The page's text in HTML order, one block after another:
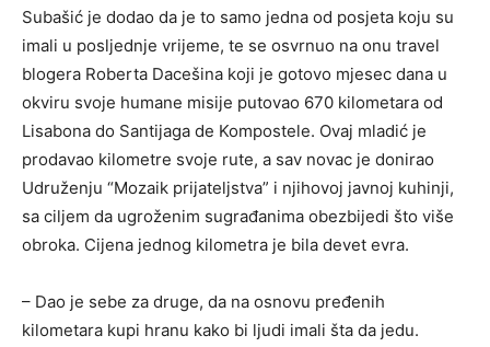
Subašić je dodao da je to samo jedna od posjeta koju su
imali u posljednje vrijeme, te se osvrnuo na onu travel
blogera Roberta Dacešina koji je gotovo mjesec dana u
okviru svoje humane misije putovao 670 kilometara od
Lisabona do Santijaga de Kompostele. Ovaj mladić je
prodavao kilometre svoje rute, a sav novac je donirao
Udruženju “Mozaik prijateljstva” i njihovoj javnoj kuhinji,
sa ciljem da ugroženim sugrađanima obezbijedi što više
obroka. Cijena jednog kilometra je bila devet evra.
– Dao je sebe za druge, da na osnovu pređenih
kilometara kupi hranu kako bi ljudi imali šta da jedu.